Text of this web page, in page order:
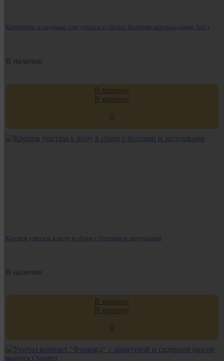
Крепление к сиденью для унитаза в сборес болтами ипрокладками, (шт.)
В наличии
В корзину
В корзину
0
Крепеж унитаза к полу в сборе с болтами и заглушками
В наличии
В корзину
В корзину
0